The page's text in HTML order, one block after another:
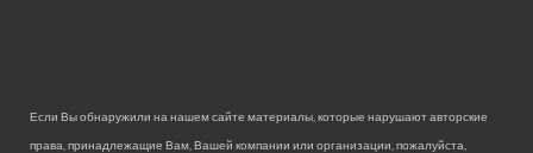
Если Вы обнаружили на нашем сайте материалы, которые нарушают авторские
права, принадлежащие Вам, Вашей компании или организации, пожалуйста,